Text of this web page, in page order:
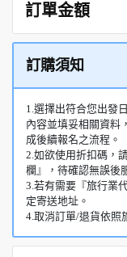
訂單金額
訂購須知
1.選擇出符合您出發
內容並填妥相關資料
成後續報名之流程。
2.如欲使用折扣碼，
欄』，待確認無誤後
3.若有需要『旅行業
定寄送地址。
4.取消訂單/退貨依照